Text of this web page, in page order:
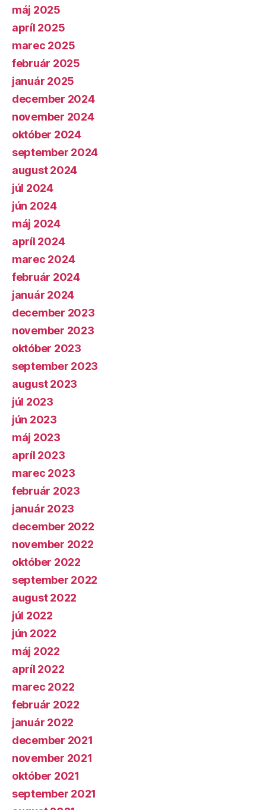
máj 2025
apríl 2025
marec 2025
február 2025
január 2025
december 2024
november 2024
október 2024
september 2024
august 2024
júl 2024
jún 2024
máj 2024
apríl 2024
marec 2024
február 2024
január 2024
december 2023
november 2023
október 2023
september 2023
august 2023
júl 2023
jún 2023
máj 2023
apríl 2023
marec 2023
február 2023
január 2023
december 2022
november 2022
október 2022
september 2022
august 2022
júl 2022
jún 2022
máj 2022
apríl 2022
marec 2022
február 2022
január 2022
december 2021
november 2021
október 2021
september 2021